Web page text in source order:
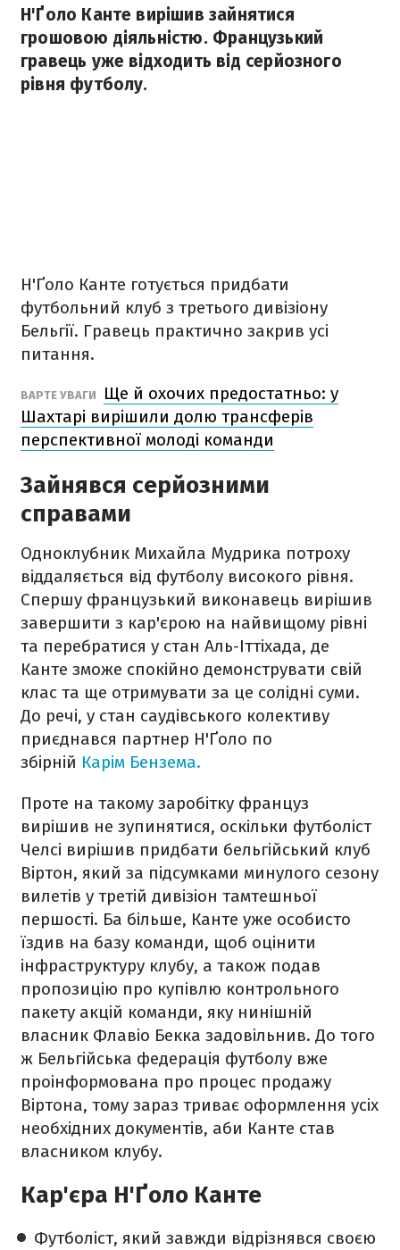
Н'Ґоло Канте вирішив зайнятися
грошовою діяльністю. Французький
гравець уже відходить від серйозного
рівня футболу.
Н'Ґоло Канте готується придбати
футбольний клуб з третього дивізіону
Бельгії. Гравець практично закрив усі
питання.
ВАРТЕ УВАГИ
Ще й охочих предостатньо: у
Шахтарі вирішили долю трансферів
перспективної молоді команди
Зайнявся серйозними
справами
Одноклубник Михайла Мудрика потроху
віддаляється від футболу високого рівня.
Спершу французький виконавець вирішив
завершити з кар'єрою на найвищому рівні
та перебратися у стан Аль-Іттіхада, де
Канте зможе спокійно демонструвати свій
клас та ще отримувати за це солідні суми.
До речі, у стан саудівського колективу
приєднався партнер Н'Ґоло по
збірній Карім Бензема.
Проте на такому заробітку француз
вирішив не зупинятися, оскільки футболіст
Челсі вирішив придбати бельгійський клуб
Віртон, який за підсумками минулого сезону
вилетів у третій дивізіон тамтешньої
першості. Ба більше, Канте уже особисто
їздив на базу команди, щоб оцінити
інфраструктуру клубу, а також подав
пропозицію про купівлю контрольного
пакету акцій команди, яку нинішній
власник Флавіо Бекка задовільнив. До того
ж Бельгійська федерація футболу вже
проінформована про процес продажу
Віртона, тому зараз триває оформлення усіх
необхідних документів, аби Канте став
власником клубу.
Кар'єра Н'Ґоло Канте
Футболіст, який завжди відрізнявся своєю